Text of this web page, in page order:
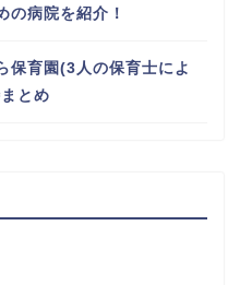
の病院を紹介！
保育園(3人の保育士によ
とめ